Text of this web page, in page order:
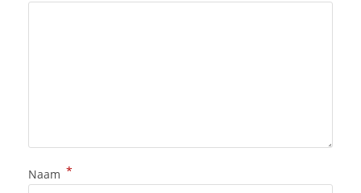
Naam *